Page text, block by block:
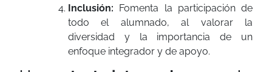
Inclusión: Fomenta la participación de
todo el alumnado, al valorar la
diversidad y la importancia de un
enfoque integrador y de apoyo.